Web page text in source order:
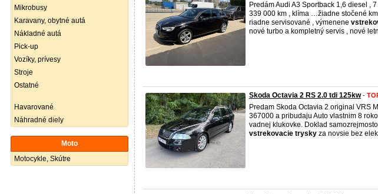
Mikrobusy
Karavany, obytné autá
Nákladné autá
Pick-up
Vozíky, prívesy
Stroje
Ostatné
Havarované
Náhradné diely
Moto
Motocykle, Skútre
Predám Audi A3 Sportback 1,6 diesel ,
339 000 km , klíma …žiadne stočené
riadne servisované , výmenene
nové turbo a kompletný servis , nové
Skoda Octavia 2 RS 2.0 tdi 125kw-
Predam Skoda Octavia 2 original VRS
367000 a pribudaju Auto vlastnim 8
vadnej klukovke. Doklad
vstrekovacie trysky za novsie bez